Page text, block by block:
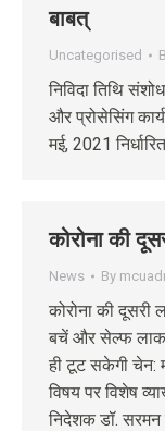
बाबत्
Uncategorised
निविदा तिथि
और प्रोसेसिंग
मई, 2021
कोरोना की
News By
कोरोना की दूसरी
बचें और सेल्फ
ही टूट सकेगी चेन:
विषय पर विशेष
निदेशक डॉ. सरमन